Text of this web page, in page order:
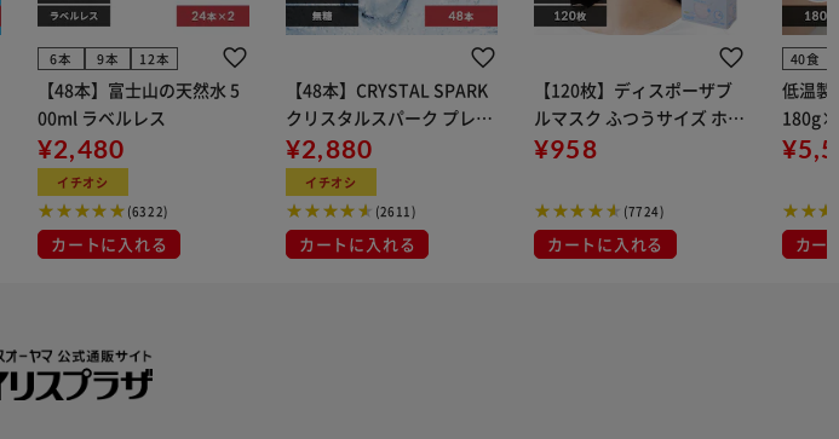
6本 9本 12本
【48本】富士山の天然水 5
00ml ラベルレス
¥2,480
イチオシ
(6322)
カートに入れる
【48本】CRYSTAL SPARK
クリスタルスパーク プレー
ン 500ml
¥2,880
イチオシ
(2611)
カートに入れる
【120枚】ディスポーザブ
ルマスク ふつうサイズ ホワ
イト 大容量 DISPOSABLE
布
¥958
(7724)
カートに入れる
40食
低温製
カー